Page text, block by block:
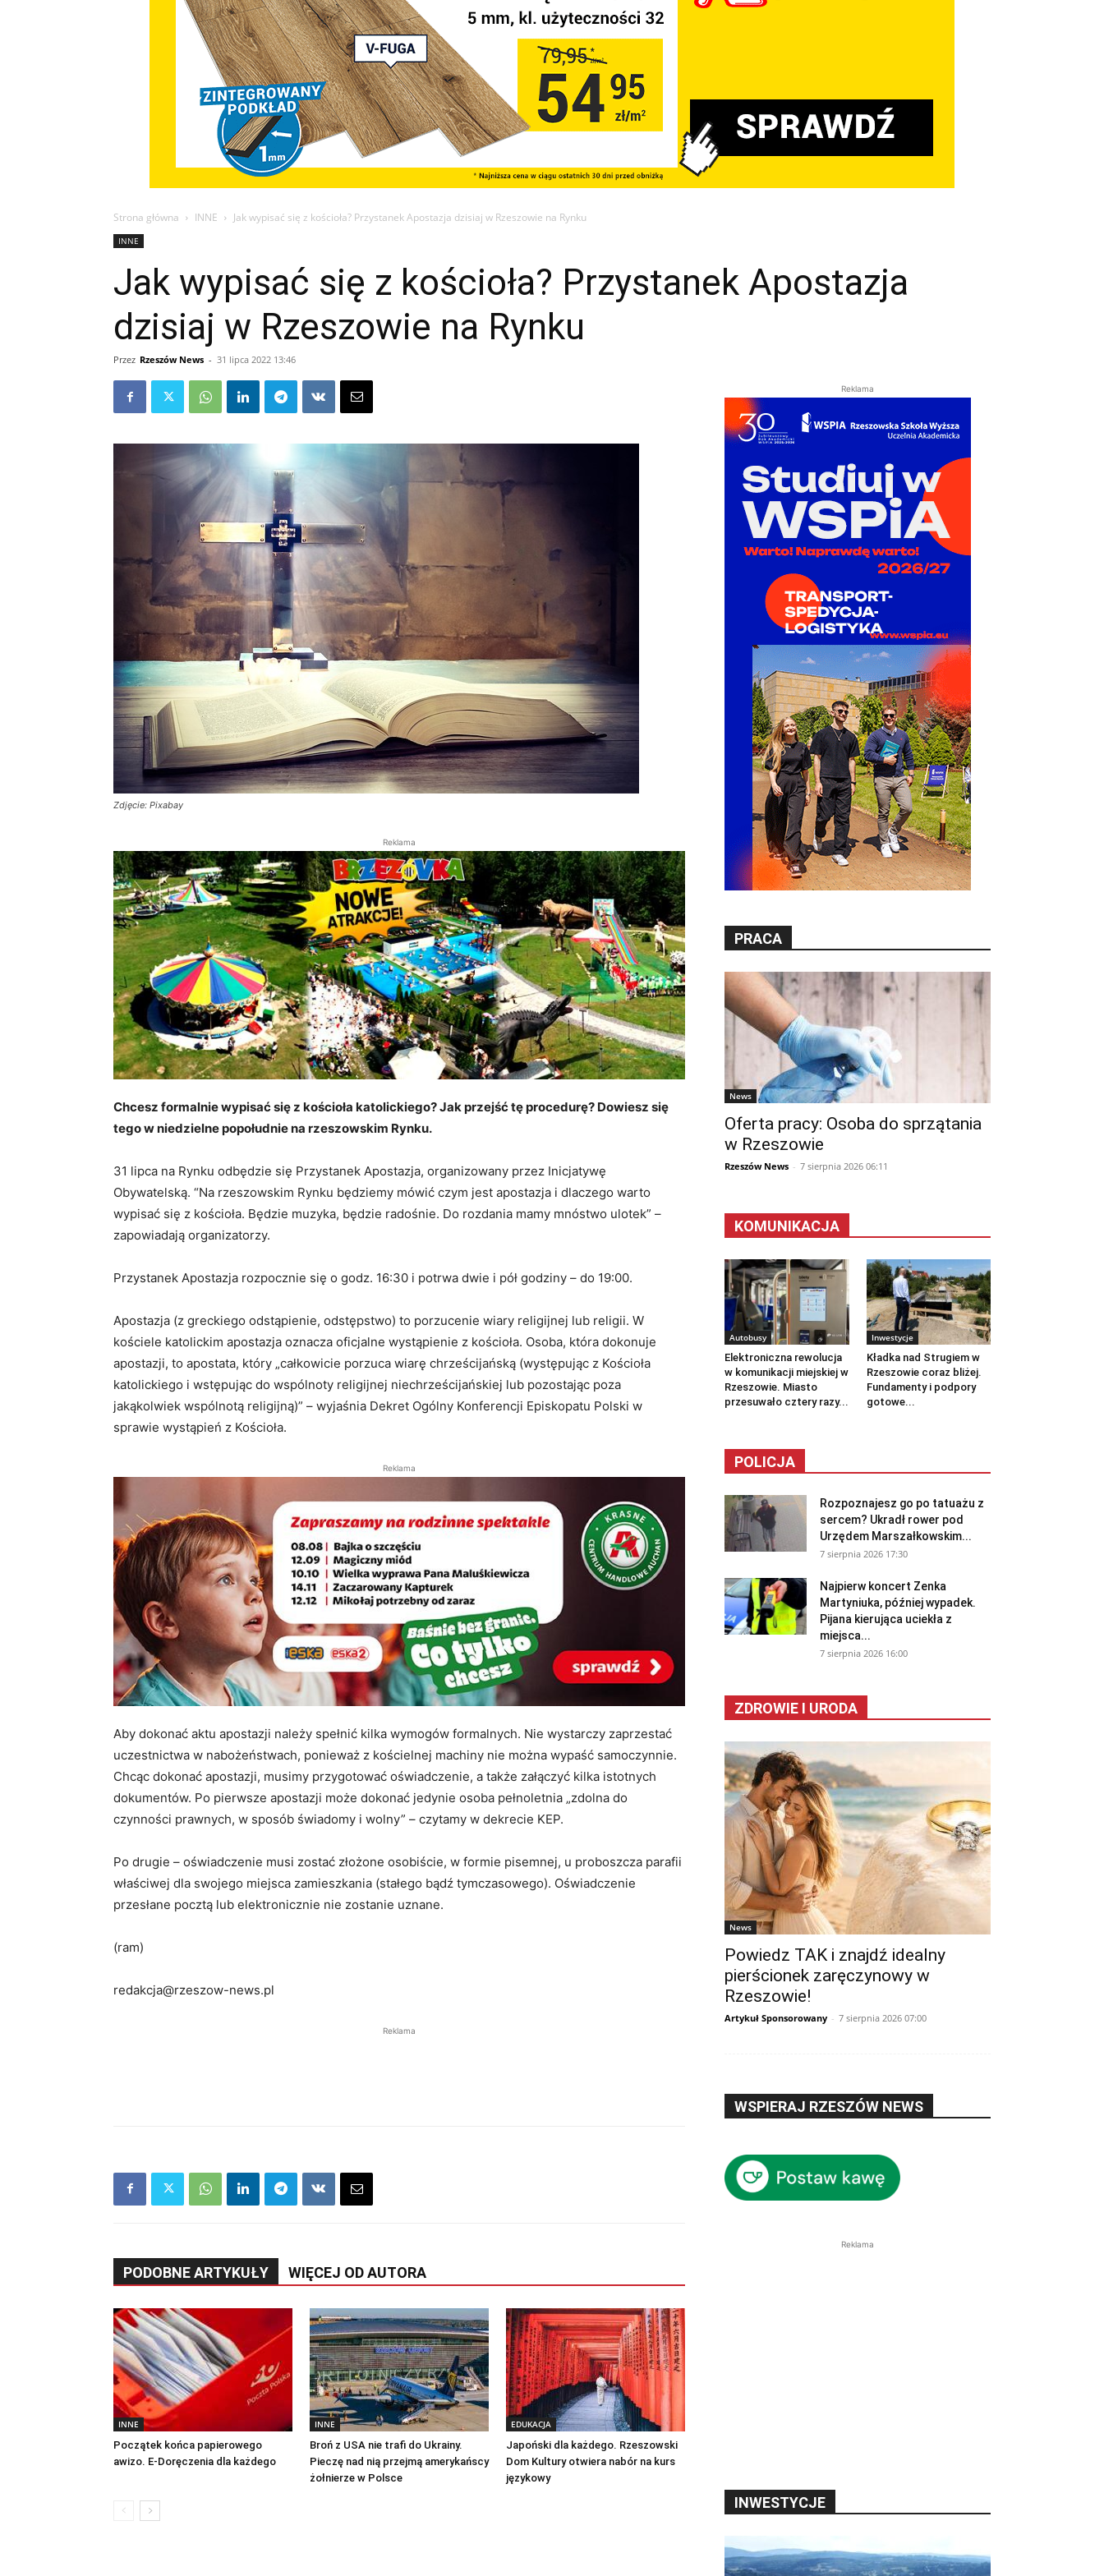
Strona główna INNE Jak wypisać się z kościoła? Przystanek Apostazja dzisiaj w Rzeszowie na Rynku
INNE
Jak wypisać się z kościoła? Przystanek Apostazja
dzisiaj w Rzeszowie na Rynku
Przez Rzeszów News - 31 lipca 2022 13:46
Zdjęcie: Pixabay
Reklama
Chcesz formalnie wypisać się z kościoła katolickiego? Jak przejść tę procedurę? Dowiesz się
tego w niedzielne popołudnie na rzeszowskim Rynku.
31 lipca na Rynku odbędzie się Przystanek Apostazja, organizowany przez Inicjatywę
Obywatelską. “Na rzeszowskim Rynku będziemy mówić czym jest apostazja i dlaczego warto
wypisać się z kościoła. Będzie muzyka, będzie radośnie. Do rozdania mamy mnóstwo ulotek” –
zapowiadają organizatorzy.
Przystanek Apostazja rozpocznie się o godz. 16:30 i potrwa dwie i pół godziny – do 19:00.
Apostazja (z greckiego odstąpienie, odstępstwo) to porzucenie wiary religijnej lub religii. W
kościele katolickim apostazja oznacza oficjalne wystąpienie z kościoła. Osoba, która dokonuje
apostazji, to apostata, który „całkowicie porzuca wiarę chrześcijańską (występując z Kościoła
katolickiego i wstępując do wspólnoty religijnej niechrześcijańskiej lub pozostając poza
jakąkolwiek wspólnotą religijną)” – wyjaśnia Dekret Ogólny Konferencji Episkopatu Polski w
sprawie wystąpień z Kościoła.
Reklama
Aby dokonać aktu apostazji należy spełnić kilka wymogów formalnych. Nie wystarczy zaprzestać
uczestnictwa w nabożeństwach, ponieważ z kościelnej machiny nie można wypaść samoczynnie.
Chcąc dokonać apostazji, musimy przygotować oświadczenie, a także załączyć kilka istotnych
dokumentów. Po pierwsze apostazji może dokonać jedynie osoba pełnoletnia „zdolna do
czynności prawnych, w sposób świadomy i wolny” – czytamy w dekrecie KEP.
Po drugie – oświadczenie musi zostać złożone osobiście, w formie pisemnej, u proboszcza parafii
właściwej dla swojego miejsca zamieszkania (stałego bądź tymczasowego). Oświadczenie
przesłane pocztą lub elektronicznie nie zostanie uznane.
(ram)
redakcja@rzeszow-news.pl
Reklama
PODOBNE ARTYKUŁY WIĘCEJ OD AUTORA
INNE
Początek końca papierowego
awizo. E-Doręczenia dla każdego
INNE
Broń z USA nie trafi do Ukrainy.
Pieczę nad nią przejmą amerykańscy
żołnierze w Polsce
EDUKACJA
Japoński dla każdego. Rzeszowski
Dom Kultury otwiera nabór na kurs
językowy
Reklama
PRACA
News
Oferta pracy: Osoba do sprzątania
w Rzeszowie
Rzeszów News - 7 sierpnia 2026 06:11
KOMUNIKACJA
Autobusy
Elektroniczna rewolucja
w komunikacji miejskiej w
Rzeszowie. Miasto
przesuwało cztery razy...
Inwestycje
Kładka nad Strugiem w
Rzeszowie coraz bliżej.
Fundamenty i podpory
gotowe...
POLICJA
Rozpoznajesz go po tatuażu z
sercem? Ukradł rower pod
Urzędem Marszałkowskim...
7 sierpnia 2026 17:30
Najpierw koncert Zenka
Martyniuka, później wypadek.
Pijana kierująca uciekła z
miejsca...
7 sierpnia 2026 16:00
ZDROWIE I URODA
News
Powiedz TAK i znajdź idealny
pierścionek zaręczynowy w
Rzeszowie!
Artykuł Sponsorowany - 7 sierpnia 2026 07:00
WSPIERAJ RZESZÓW NEWS
Reklama
INWESTYCJE